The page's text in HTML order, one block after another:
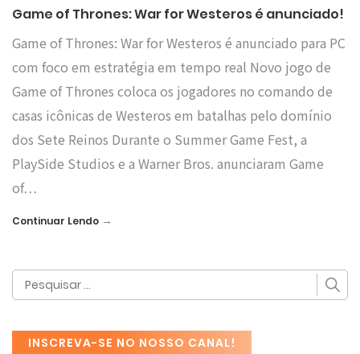
Game of Thrones: War for Westeros é anunciado!
Game of Thrones: War for Westeros é anunciado para PC
com foco em estratégia em tempo real Novo jogo de
Game of Thrones coloca os jogadores no comando de
casas icônicas de Westeros em batalhas pelo domínio
dos Sete Reinos Durante o Summer Game Fest, a
PlaySide Studios e a Warner Bros. anunciaram Game
of…
Continuar Lendo →
INSCREVA-SE NO NOSSO CANAL!